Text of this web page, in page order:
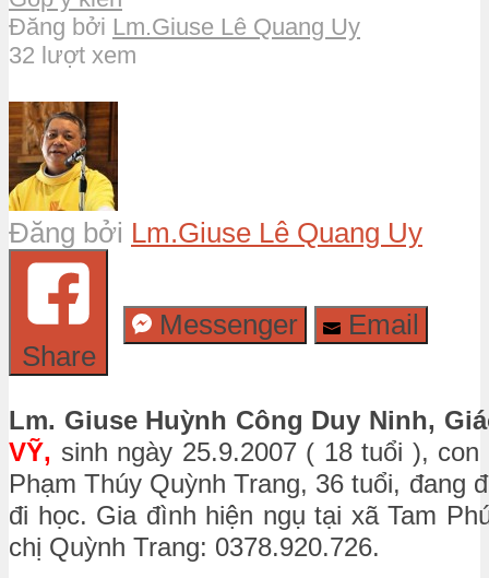
Đăng bởi Lm.Giuse Lê Quang Uy
32 lượt xem
Đăng bởi Lm.Giuse Lê Quang Uy
Share
Messenger Email
Lm. Giuse Huỳnh Công Duy Ninh,
VỸ, sinh ngày 25.9.2007 ( 18 tuổi ),
Phạm Thúy Quỳnh Trang, 36 tuổi, đang
đi học. Gia đình hiện ngụ tại xã Tam
chị Quỳnh Trang: 0378.920.726.